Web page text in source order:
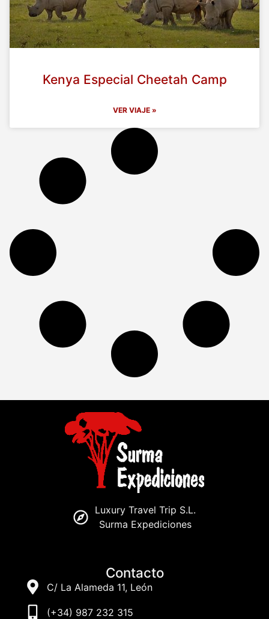
Kenya Especial Cheetah Camp
VER VIAJE »
Luxury Travel Trip S.L.
Surma Expediciones
Contacto
C/ La Alameda 11, León
(+34) 987 232 315